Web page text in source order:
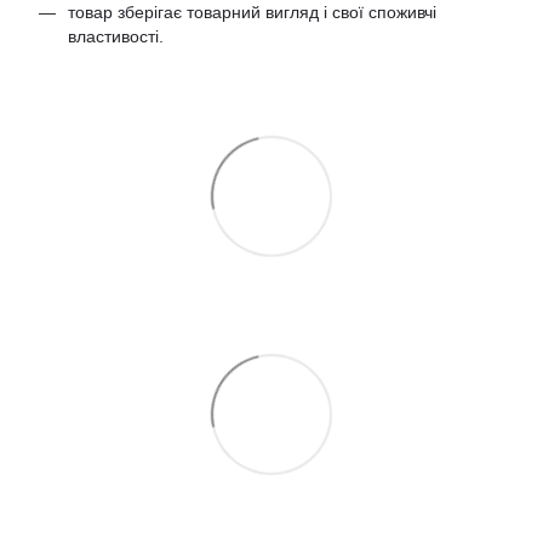
товар зберігає товарний вигляд і свої споживчі
властивості.